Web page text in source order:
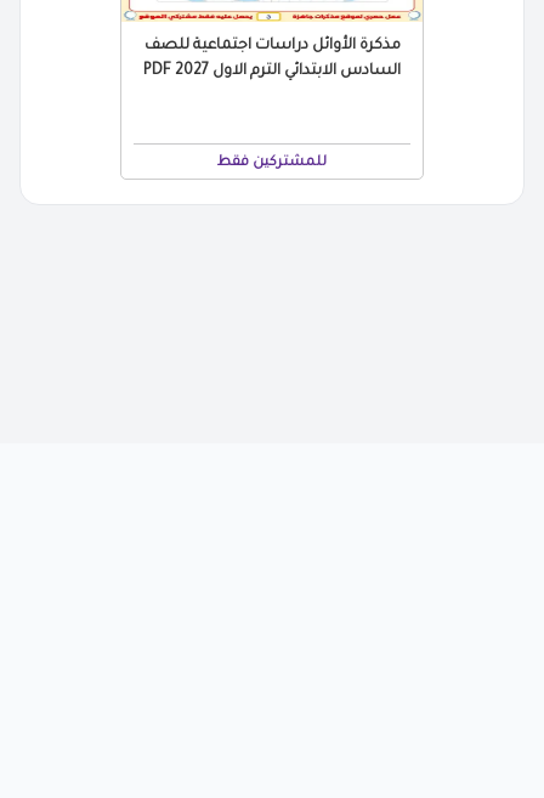
مذكرة الأوائل دراسات اجتماعية للصف
السادس الابتدائي الترم الاول 2027 PDF
للمشتركين فقط